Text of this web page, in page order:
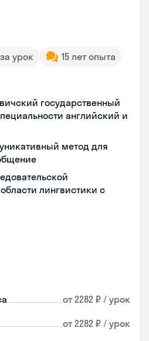
урок
15 лет опыта
государственный
английский и
метод для
лингвистики с
от 2282 ₽ / урок
от 2282 ₽ / урок